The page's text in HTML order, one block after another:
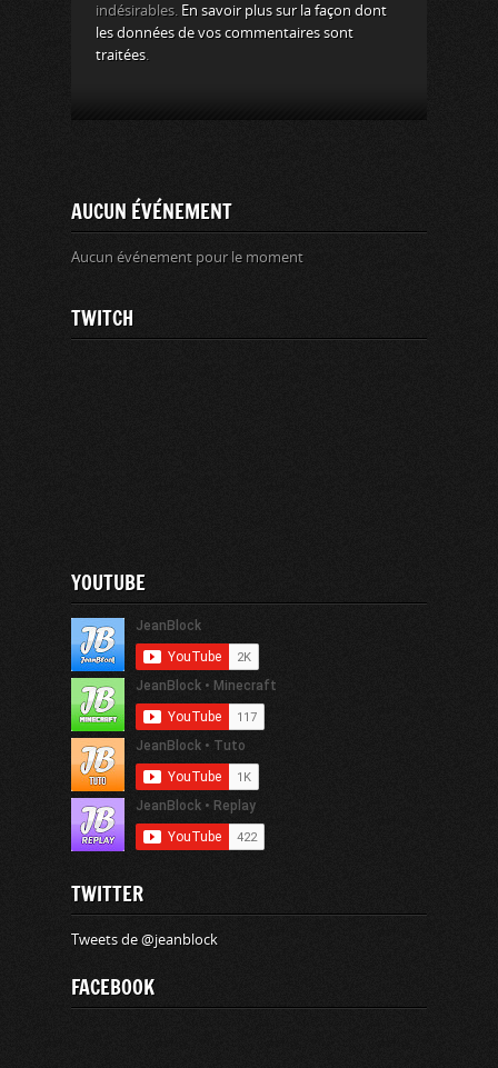
indésirables. En savoir plus sur la façon dont
les données de vos commentaires sont
traitées
AUCUN ÉVÉNEMENT
Aucun événement pour le moment
TWITCH
YOUTUBE
TWITTER
Tweets de @jeanblock
FACEBOOK